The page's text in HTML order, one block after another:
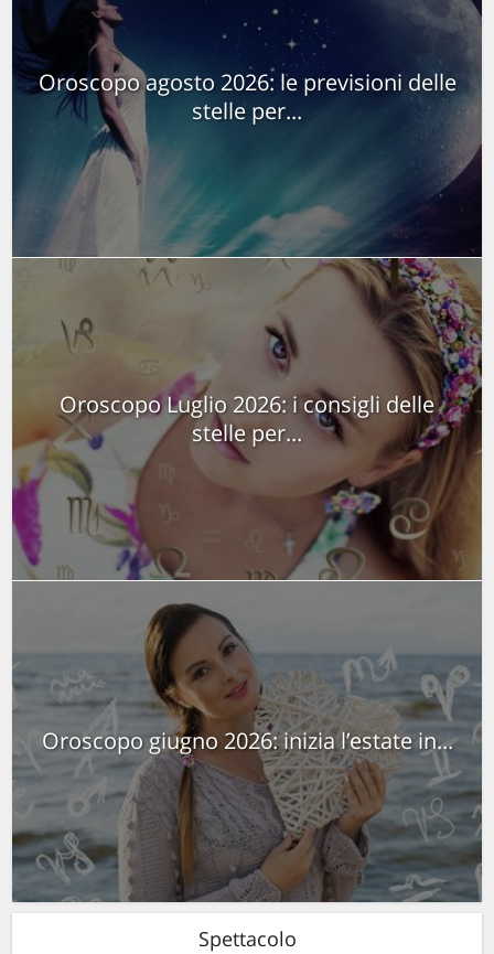
Oroscopo agosto 2026: le previsioni delle
stelle per...
Oroscopo Luglio 2026: i consigli delle
stelle per...
Oroscopo giugno 2026: inizia l’estate in...
Spettacolo